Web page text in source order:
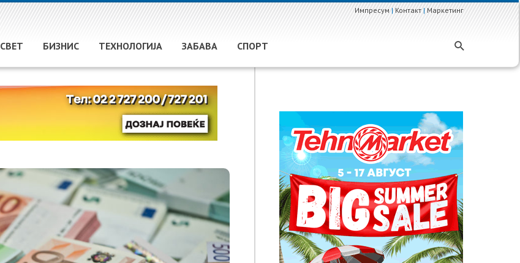
Импресум|Контакт|Маркетинг
СВЕТ БИЗНИС ТЕХНОЛОГИЈА ЗАБАВА СПОРТ